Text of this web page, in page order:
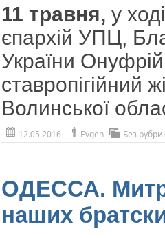
11 травня, у
єпархій УПЦ,
України
ставропігійний
Волинської
12.05.2016 Evgen Без
ОДЕССА.
наших